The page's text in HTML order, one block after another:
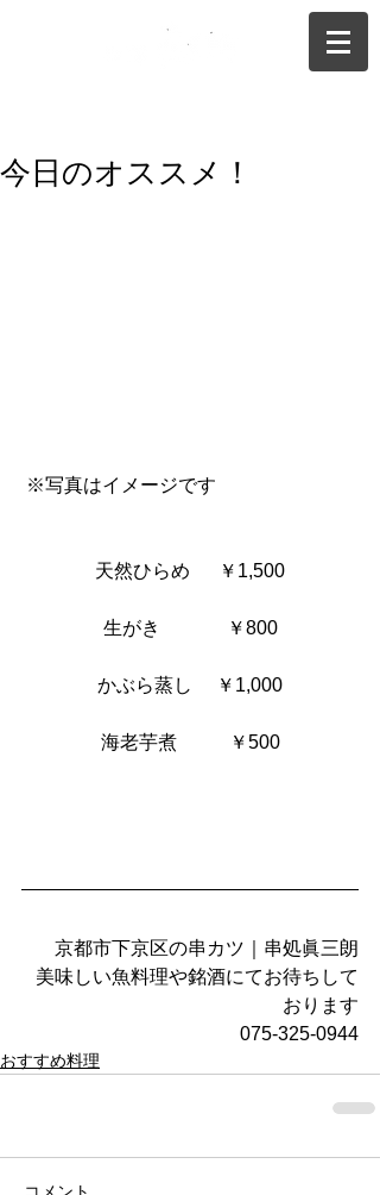
今日のオススメ！
※写真はイメージです
天然ひらめ      ￥1,500
生がき              ￥800
かぶら蒸し     ￥1,000
海老芋煮           ￥500
京都市下京区の串カツ｜串処眞三朗
美味しい魚料理や銘酒にてお待ちして
おります
075-325-0944
おすすめ料理